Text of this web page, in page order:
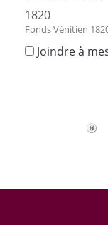
1820
Fonds Vénitien
Joindre à